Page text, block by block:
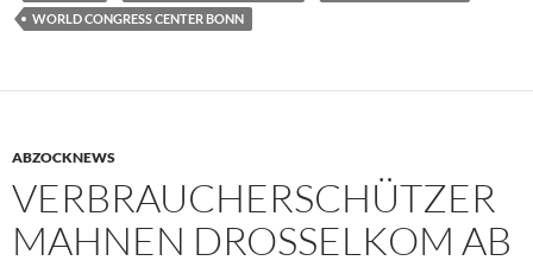
WORLD CONGRESS CENTER BONN
ABZOCKNEWS
VERBRAUCHERSCHÜTZER
MAHNEN DROSSELKOM AB